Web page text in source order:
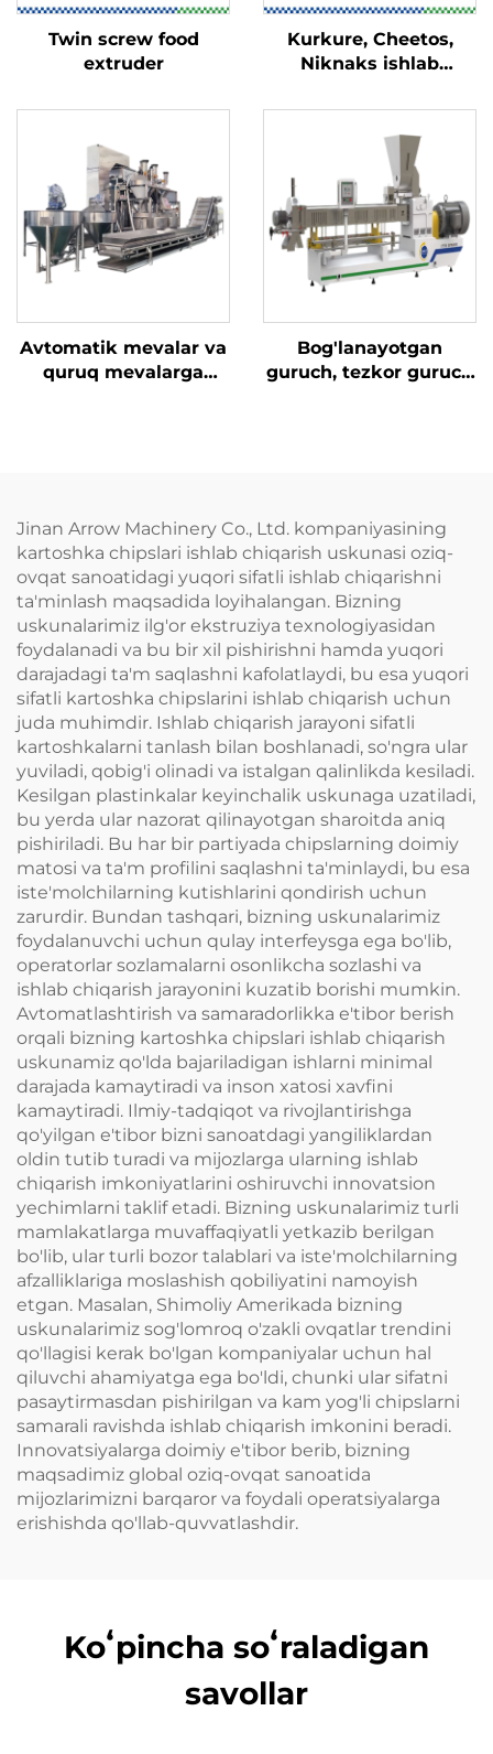
Twin screw food
extruder
Kurkure, Cheetos,
Niknaks ishlab
Avtomatik mevalar va
quruq mevalarga
Bog'lanayotgan
guruch, tezkor guruch
Jinan Arrow Machinery Co., Ltd. kompaniyasining
kartoshka chipslari ishlab chiqarish uskunasi oziq-
ovqat sanoatidagi yuqori sifatli ishlab chiqarishni
ta'minlash maqsadida loyihalangan. Bizning
uskunalarimiz ilg'or ekstruziya texnologiyasidan
foydalanadi va bu bir xil pishirishni hamda yuqori
darajadagi ta'm saqlashni kafolatlaydi, bu esa yuqori
sifatli kartoshka chipslarini ishlab chiqarish uchun
juda muhimdir. Ishlab chiqarish jarayoni sifatli
kartoshkalarni tanlash bilan boshlanadi, so'ngra ular
yuviladi, qobig'i olinadi va istalgan qalinlikda kesiladi.
Kesilgan plastinkalar keyinchalik uskunaga uzatiladi,
bu yerda ular nazorat qilinayotgan sharoitda aniq
pishiriladi. Bu har bir partiyada chipslarning doimiy
matosi va ta'm profilini saqlashni ta'minlaydi, bu esa
iste'molchilarning kutishlarini qondirish uchun
zarurdir. Bundan tashqari, bizning uskunalarimiz
foydalanuvchi uchun qulay interfeysga ega bo'lib,
operatorlar sozlamalarni osonlikcha sozlashi va
ishlab chiqarish jarayonini kuzatib borishi mumkin.
Avtomatlashtirish va samaradorlikka e'tibor berish
orqali bizning kartoshka chipslari ishlab chiqarish
uskunamiz qo'lda bajariladigan ishlarni minimal
darajada kamaytiradi va inson xatosi xavfini
kamaytiradi. Ilmiy-tadqiqot va rivojlantirishga
qo'yilgan e'tibor bizni sanoatdagi yangiliklardan
oldin tutib turadi va mijozlarga ularning ishlab
chiqarish imkoniyatlarini oshiruvchi innovatsion
yechimlarni taklif etadi. Bizning uskunalarimiz turli
mamlakatlarga muvaffaqiyatli yetkazib berilgan
bo'lib, ular turli bozor talablari va iste'molchilarning
afzalliklariga moslashish qobiliyatini namoyish
etgan. Masalan, Shimoliy Amerikada bizning
uskunalarimiz sog'lomroq o'zakli ovqatlar trendini
qo'llagisi kerak bo'lgan kompaniyalar uchun hal
qiluvchi ahamiyatga ega bo'ldi, chunki ular sifatni
pasaytirmasdan pishirilgan va kam yog'li chipslarni
samarali ravishda ishlab chiqarish imkonini beradi.
Innovatsiyalarga doimiy e'tibor berib, bizning
maqsadimiz global oziq-ovqat sanoatida
mijozlarimizni barqaror va foydali operatsiyalarga
erishishda qo'llab-quvvatlashdir.
Koʻpincha soʻraladigan
savollar